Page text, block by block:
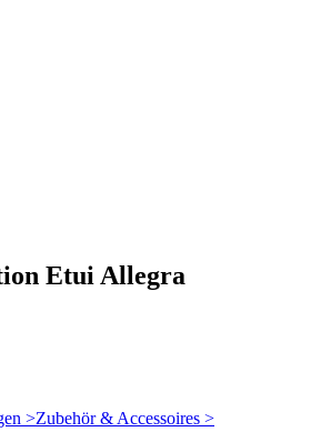
Etui Allegra
>Zubehör & Accessoires >